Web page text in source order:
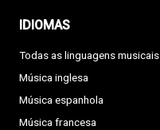
IDIOMAS
Todas as linguagens musicais
Música inglesa
Música espanhola
Música francesa